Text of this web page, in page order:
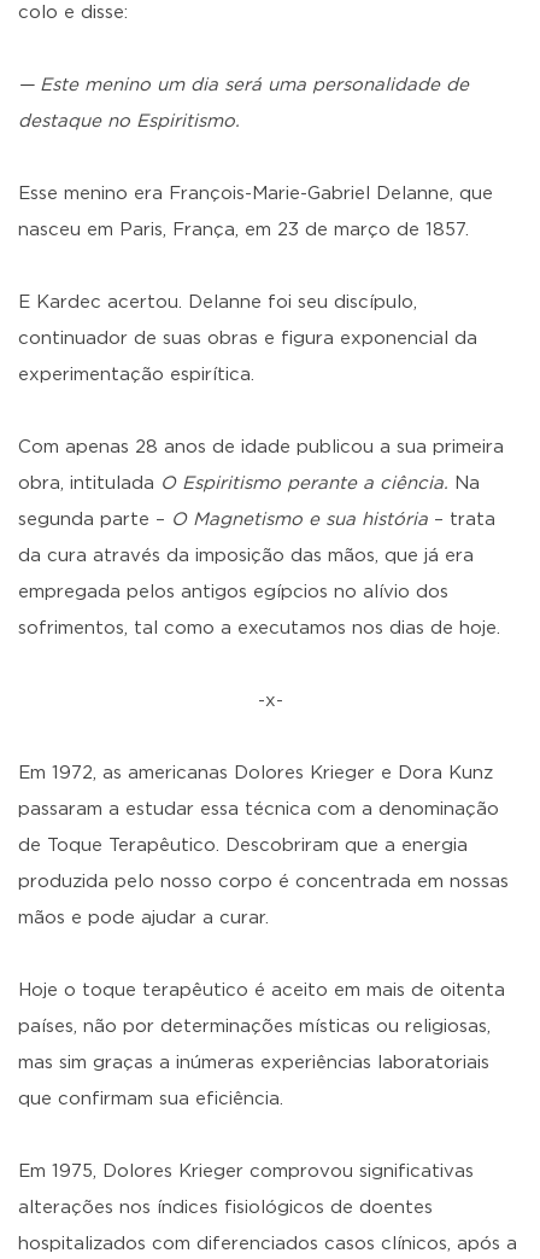
colo e disse:
— Este menino um dia será uma personalidade de
destaque no Espiritismo.
Esse menino era François-Marie-Gabriel Delanne, que
nasceu em Paris, França, em 23 de março de 1857.
E Kardec acertou. Delanne foi seu discípulo,
continuador de suas obras e figura exponencial da
experimentação espirítica.
Com apenas 28 anos de idade publicou a sua primeira
obra, intitulada O Espiritismo perante a ciência. Na
segunda parte – O Magnetismo e sua história – trata
da cura através da imposição das mãos, que já era
empregada pelos antigos egípcios no alívio dos
sofrimentos, tal como a executamos nos dias de hoje.
-x-
Em 1972, as americanas Dolores Krieger e Dora Kunz
passaram a estudar essa técnica com a denominação
de Toque Terapêutico. Descobriram que a energia
produzida pelo nosso corpo é concentrada em nossas
mãos e pode ajudar a curar.
Hoje o toque terapêutico é aceito em mais de oitenta
países, não por determinações místicas ou religiosas,
mas sim graças a inúmeras experiências laboratoriais
que confirmam sua eficiência.
Em 1975, Dolores Krieger comprovou significativas
alterações nos índices fisiológicos de doentes
hospitalizados com diferenciados casos clínicos, após a